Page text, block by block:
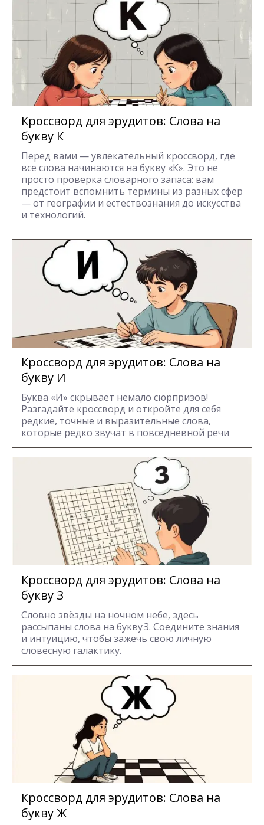
Кроссворд для эрудитов: Cлова на
букву К
Перед вами — увлекательный кроссворд, где
все слова начинаются на букву «К». Это не
просто проверка словарного запаса: вам
предстоит вспомнить термины из разных сфер
— от географии и естествознания до искусства
и технологий.
Кроссворд для эрудитов: Cлова на
букву И
Буква «И» скрывает немало сюрпризов!
Разгадайте кроссворд и откройте для себя
редкие, точные и выразительные слова,
которые редко звучат в повседневной речи
Кроссворд для эрудитов: Cлова на
букву З
Словно звёзды на ночном небе, здесь
рассыпаны слова на букву З. Соедините знания
и интуицию, чтобы зажечь свою личную
словесную галактику.
Кроссворд для эрудитов: Cлова на
букву Ж